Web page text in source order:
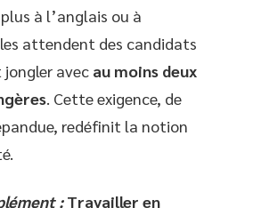
à l’anglais ou à
attendent des candidats
jongler avec au moins deux
. Cette exigence, de
redéfinit la notion
: Travailler en